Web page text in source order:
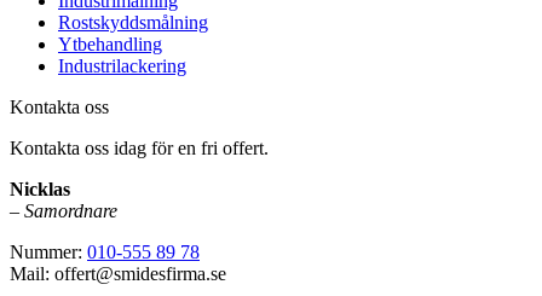
Rostskyddsmålning
Ytbehandling
Industrilackering
Kontakta oss
Kontakta oss idag för en fri offert.
Nicklas
– Samordnare
Nummer: 010-555 89 78
Mail: offert@smidesfirma.se